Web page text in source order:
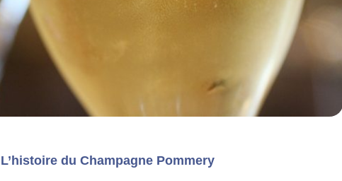
L’histoire du Champagne Pommery